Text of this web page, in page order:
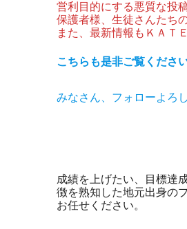
営利目的にする悪質な投
保護者様、生徒さんたち
また、最新情報もＫＡＴ
こちらも是非ご覧くだ
みなさん、フォローよ
成績を上げたい、目標達
徴を熟知した地元出身の
お任せください。